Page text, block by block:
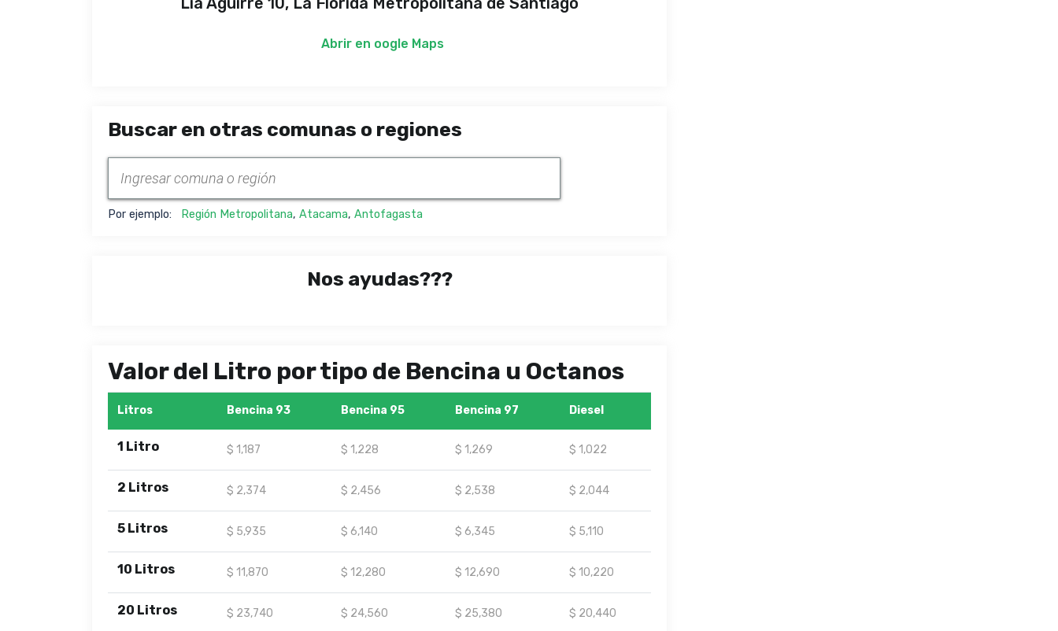
Abrir en oogle Maps
Buscar en otras comunas o regiones
Por ejemplo: Región Metropolitana, Atacama, Antofagasta
Nos ayudas???
Valor del Litro por tipo de Bencina u Octanos
Litros Bencina 93 Bencina 95 Bencina 97 Diesel
1 Litro $ 1,187 $ 1,228 $ 1,269 $ 1,022
2 Litros $ 2,374 $ 2,456 $ 2,538 $ 2,044
5 Litros $ 5,935 $ 6,140 $ 6,345 $ 5,110
10 Litros $ 11,870 $ 12,280 $ 12,690 $ 10,220
20 Litros $ 23,740 $ 24,560 $ 25,380 $ 20,440